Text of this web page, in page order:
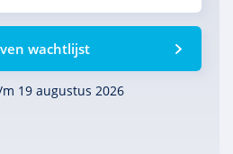
wachtlijst
19 augustus 2026